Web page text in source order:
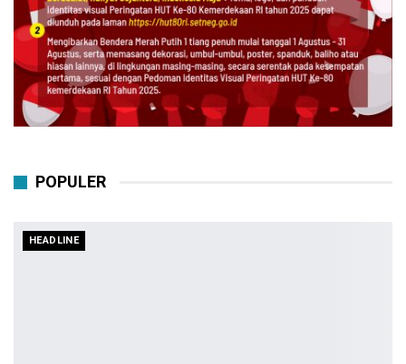
POPULER
HEADLINE